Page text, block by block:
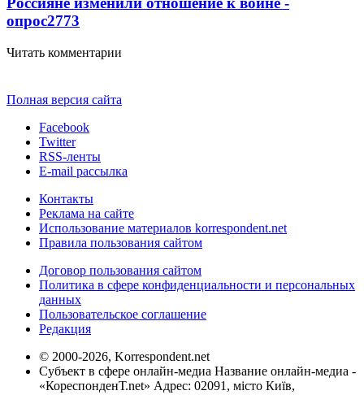
опрос2773
Читать комментарии
Полная версия сайта
Facebook
Twitter
RSS-ленты
E-mail рассылка
Контакты
Реклама на сайте
Использование материалов korrespondent.net
Правила пользования сайтом
Договор пользования сайтом
Политика в сфере конфиденциальности и персональных
данных
Пользовательское соглашение
Редакция
© 2000-2026, Korrespondent.net
Субъект в сфере онлайн-медиа Название онлайн-медиа -
«КореспонденТ.net» Адрес: 02091, місто Київ,